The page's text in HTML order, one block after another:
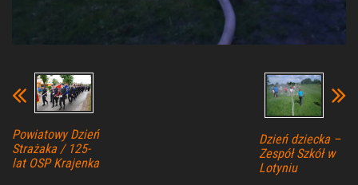
Powiatowy Dzień
Strażaka / 125-
lat OSP Krajenka
Dzień dziecka –
Zespół Szkół w
Lotyniu